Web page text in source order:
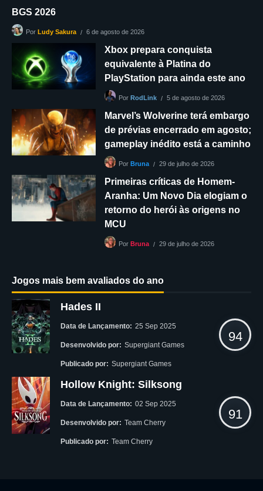
BGS 2026
Por Ludy Sakura 6 de agosto de 2026
Xbox prepara conquista
equivalente à Platina do
PlayStation para ainda este ano
Por RodLink 5 de agosto de 2026
Marvel’s Wolverine terá embargo
de prévias encerrado em agosto;
gameplay inédito está a caminho
Por Bruna 29 de julho de 2026
Primeiras críticas de Homem-
Aranha: Um Novo Dia elogiam o
retorno do herói às origens no
MCU
Por Bruna 29 de julho de 2026
Jogos mais bem avaliados do ano
Hades II
Data de Lançamento: 25 Sep 2025
Desenvolvido por: Supergiant Games
Publicado por: Supergiant Games
94
Hollow Knight: Silksong
Data de Lançamento: 02 Sep 2025
Desenvolvido por: Team Cherry
Publicado por: Team Cherry
91